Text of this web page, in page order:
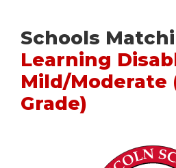
Schools
Learning
Mild/Moderate
Grade)